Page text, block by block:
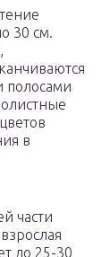
30 см.
полосами
в
части
до 25-30